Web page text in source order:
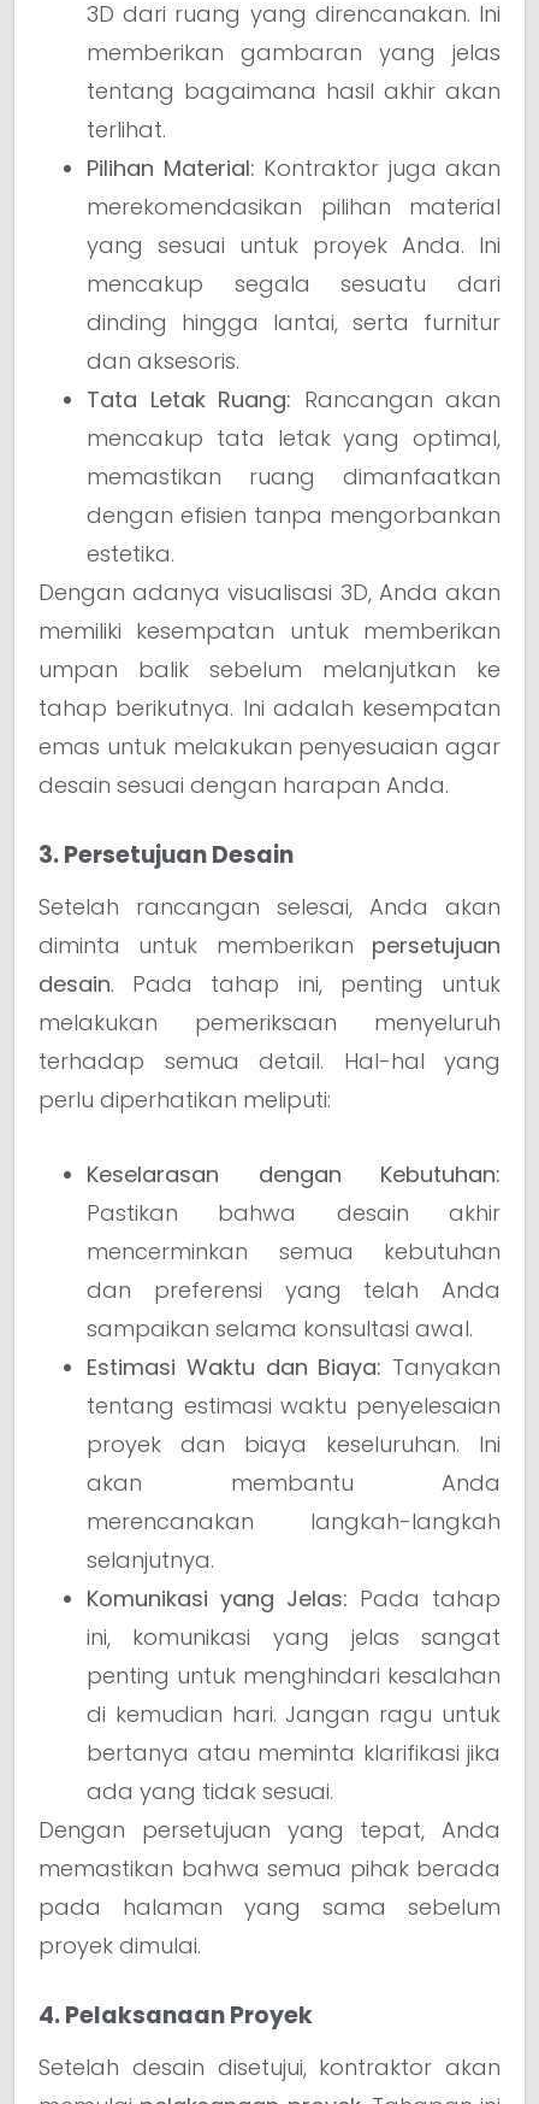
3D dari ruang yang direncanakan. Ini
memberikan gambaran yang jelas
tentang bagaimana hasil akhir akan
terlihat.
Pilihan Material: Kontraktor juga akan
merekomendasikan pilihan material
yang sesuai untuk proyek Anda. Ini
mencakup segala sesuatu dari
dinding hingga lantai, serta furnitur
dan aksesoris.
Tata Letak Ruang: Rancangan akan
mencakup tata letak yang optimal,
memastikan ruang dimanfaatkan
dengan efisien tanpa mengorbankan
estetika.
Dengan adanya visualisasi 3D, Anda akan
memiliki kesempatan untuk memberikan
umpan balik sebelum melanjutkan ke
tahap berikutnya. Ini adalah kesempatan
emas untuk melakukan penyesuaian agar
desain sesuai dengan harapan Anda.
3. Persetujuan Desain
Setelah rancangan selesai, Anda akan
diminta untuk memberikan persetujuan
desain. Pada tahap ini, penting untuk
melakukan pemeriksaan menyeluruh
terhadap semua detail. Hal-hal yang
perlu diperhatikan meliputi:
Keselarasan dengan Kebutuhan:
Pastikan bahwa desain akhir
mencerminkan semua kebutuhan
dan preferensi yang telah Anda
sampaikan selama konsultasi awal.
Estimasi Waktu dan Biaya: Tanyakan
tentang estimasi waktu penyelesaian
proyek dan biaya keseluruhan. Ini
akan membantu Anda
merencanakan langkah-langkah
selanjutnya.
Komunikasi yang Jelas: Pada tahap
ini, komunikasi yang jelas sangat
penting untuk menghindari kesalahan
di kemudian hari. Jangan ragu untuk
bertanya atau meminta klarifikasi jika
ada yang tidak sesuai.
Dengan persetujuan yang tepat, Anda
memastikan bahwa semua pihak berada
pada halaman yang sama sebelum
proyek dimulai.
4. Pelaksanaan Proyek
Setelah desain disetujui, kontraktor akan